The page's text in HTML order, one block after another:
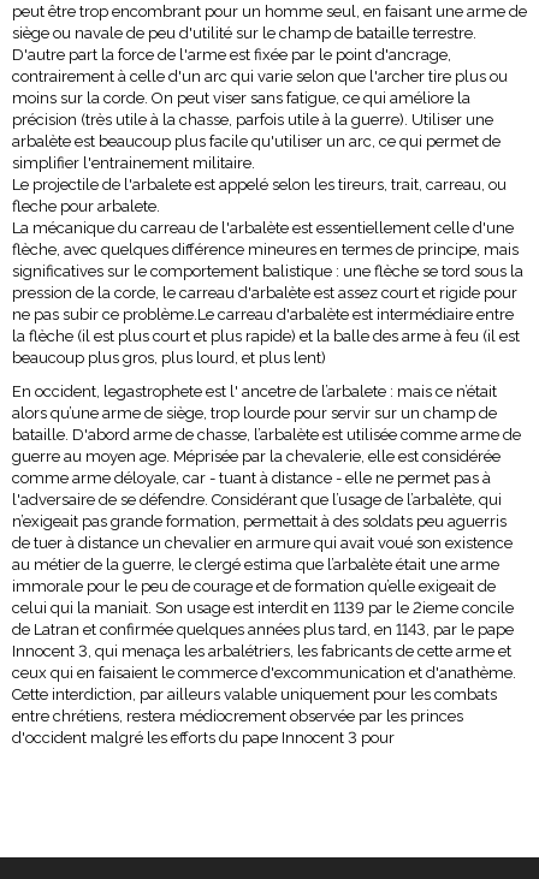
peut être trop encombrant pour un homme seul, en faisant une arme de
siège ou navale de peu d'utilité sur le champ de bataille terrestre.
D'autre part la force de l'arme est fixée par le point d'ancrage,
contrairement à celle d'un arc qui varie selon que l'archer tire plus ou
moins sur la corde. On peut viser sans fatigue, ce qui améliore la
précision (très utile à la chasse, parfois utile à la guerre). Utiliser une
arbalète est beaucoup plus facile qu'utiliser un arc, ce qui permet de
simplifier l'entrainement militaire.
Le projectile de l'arbalete est appelé selon les tireurs, trait, carreau, ou
fleche pour arbalete.
La mécanique du carreau de l'arbalète est essentiellement celle d'une
flèche, avec quelques différence mineures en termes de principe, mais
significatives sur le comportement balistique : une flèche se tord sous la
pression de la corde, le carreau d'arbalète est assez court et rigide pour
ne pas subir ce problème.Le carreau d'arbalète est intermédiaire entre
la flèche (il est plus court et plus rapide) et la balle des arme à feu (il est
beaucoup plus gros, plus lourd, et plus lent)
En occident, legastrophete est l' ancetre de l’arbalete : mais ce n’était
alors qu’une arme de siège, trop lourde pour servir sur un champ de
bataille. D'abord arme de chasse, l’arbalète est utilisée comme arme de
guerre au moyen age. Méprisée par la chevalerie, elle est considérée
comme arme déloyale, car - tuant à distance - elle ne permet pas à
l'adversaire de se défendre. Considérant que l’usage de l’arbalète, qui
n’exigeait pas grande formation, permettait à des soldats peu aguerris
de tuer à distance un chevalier en armure qui avait voué son existence
au métier de la guerre, le clergé estima que l’arbalète était une arme
immorale pour le peu de courage et de formation qu’elle exigeait de
celui qui la maniait. Son usage est interdit en 1139 par le 2ieme concile
de Latran et confirmée quelques années plus tard, en 1143, par le pape
Innocent 3, qui menaça les arbalétriers, les fabricants de cette arme et
ceux qui en faisaient le commerce d'excommunication et d'anathème.
Cette interdiction, par ailleurs valable uniquement pour les combats
entre chrétiens, restera médiocrement observée par les princes
d'occident malgré les efforts du pape Innocent 3 pour